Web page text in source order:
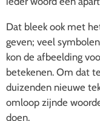
Dat bleek ook met
geven; veel
kon de afbeelding
betekenen. Om dat
duizenden nieuwe
omloop zijnde
doen.